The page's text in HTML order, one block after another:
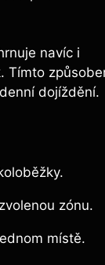
navíc i
Tímto
dojíždění.
zónu.
místě.